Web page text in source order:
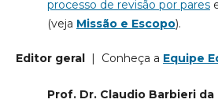
processo de revisão por pares
(veja Missão e Escopo).
Editor geral| Conheça a Equipe
Prof. Dr. Claudio Barbieri da